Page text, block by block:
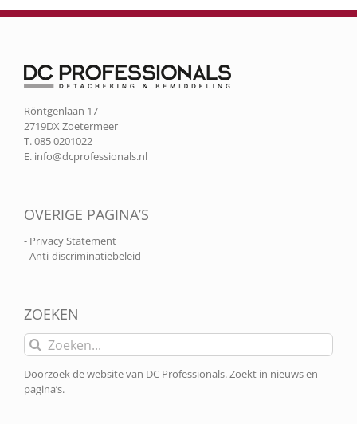
Röntgenlaan 17
2719DX Zoetermeer
T. 085 0201022
E. info@dcprofessionals.nl
OVERIGE PAGINA’S
- Privacy Statement
- Anti-discriminatiebeleid
ZOEKEN
Zoeken
naar:
Doorzoek de website van DC Professionals. Zoekt in nieuws en
pagina’s.